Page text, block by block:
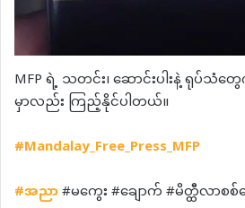
MFP ရဲ့ သတင်း၊ ဆောင်းပါးနဲ့ ရု
မှာလည်း ကြည့်နိုင်ပါတယ်။
#Mandalay_Free_Press_MFP
#အညာ#မကွေး #ချောက် #မိတ္ထီလာစ